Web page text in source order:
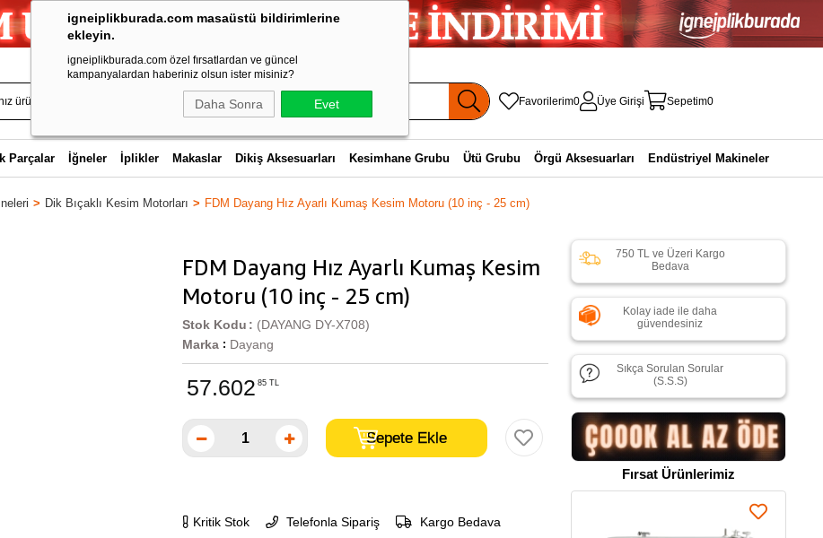
igneiplikburada.com masaüstü bildirimlerine
ekleyin.
igneiplikburada.com özel fırsatlardan ve güncel
kampanyalardan haberiniz olsun ister misiniz?
Daha Sonra Evet Favorilerim0 Üye Girişi Sepetim0
Parçalar İğneler İplikler Makaslar Dikiş Aksesuarları Kesimhane Grubu Ütü Grubu Örgü Aksesuarları Endüstriyel Makineler
Dik Bıçaklı Kesim Motorları FDM Dayang Hız Ayarlı Kumaş Kesim Motoru (10 inç - 25 cm)
FDM Dayang Hız Ayarlı Kumaş Kesim
Motoru (10 inç - 25 cm)
(DAYANG DY-X708)
Stok Kodu
Marka : Dayang
57.602 85 TL
Kritik Stok Telefonla Sipariş Kargo Bedava
750 TL ve Üzeri Kargo
Bedava
Kolay iade ile daha
güvendesiniz
Sıkça Sorulan Sorular
(S.S.S)
Fırsat Ürünlerimiz